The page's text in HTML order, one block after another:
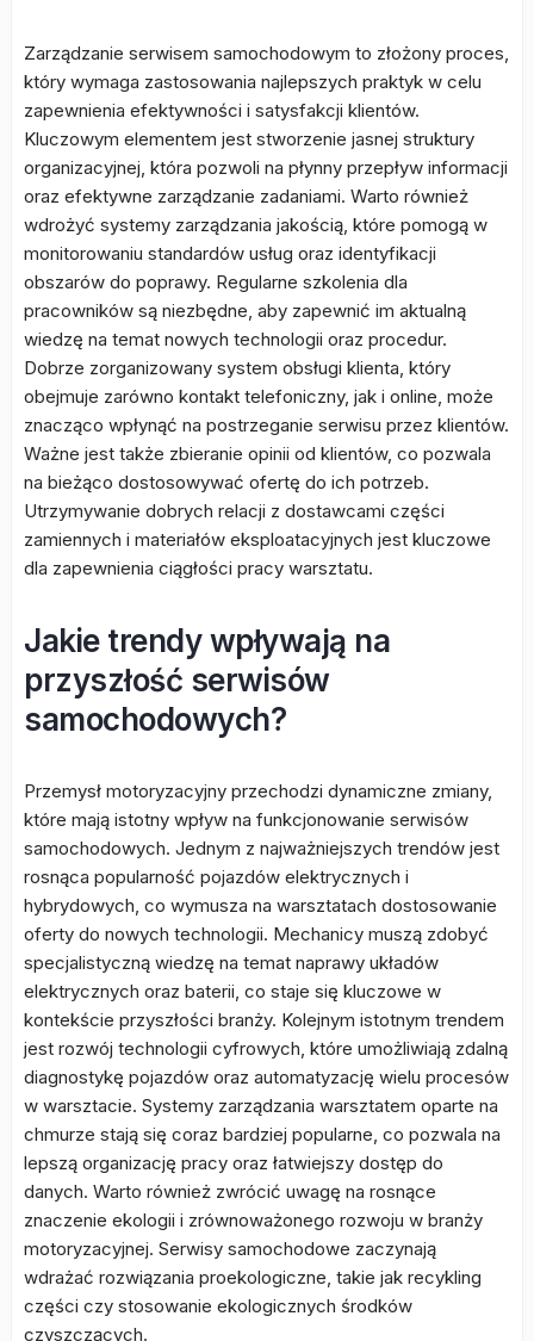
Zarządzanie serwisem samochodowym to złożony proces,
który wymaga zastosowania najlepszych praktyk w celu
zapewnienia efektywności i satysfakcji klientów.
Kluczowym elementem jest stworzenie jasnej struktury
organizacyjnej, która pozwoli na płynny przepływ informacji
oraz efektywne zarządzanie zadaniami. Warto również
wdrożyć systemy zarządzania jakością, które pomogą w
monitorowaniu standardów usług oraz identyfikacji
obszarów do poprawy. Regularne szkolenia dla
pracowników są niezbędne, aby zapewnić im aktualną
wiedzę na temat nowych technologii oraz procedur.
Dobrze zorganizowany system obsługi klienta, który
obejmuje zarówno kontakt telefoniczny, jak i online, może
znacząco wpłynąć na postrzeganie serwisu przez klientów.
Ważne jest także zbieranie opinii od klientów, co pozwala
na bieżąco dostosowywać ofertę do ich potrzeb.
Utrzymywanie dobrych relacji z dostawcami części
zamiennych i materiałów eksploatacyjnych jest kluczowe
dla zapewnienia ciągłości pracy warsztatu.
Jakie trendy wpływają na
przyszłość serwisów
samochodowych?
Przemysł motoryzacyjny przechodzi dynamiczne zmiany,
które mają istotny wpływ na funkcjonowanie serwisów
samochodowych. Jednym z najważniejszych trendów jest
rosnąca popularność pojazdów elektrycznych i
hybrydowych, co wymusza na warsztatach dostosowanie
oferty do nowych technologii. Mechanicy muszą zdobyć
specjalistyczną wiedzę na temat naprawy układów
elektrycznych oraz baterii, co staje się kluczowe w
kontekście przyszłości branży. Kolejnym istotnym trendem
jest rozwój technologii cyfrowych, które umożliwiają zdalną
diagnostykę pojazdów oraz automatyzację wielu procesów
w warsztacie. Systemy zarządzania warsztatem oparte na
chmurze stają się coraz bardziej popularne, co pozwala na
lepszą organizację pracy oraz łatwiejszy dostęp do
danych. Warto również zwrócić uwagę na rosnące
znaczenie ekologii i zrównoważonego rozwoju w branży
motoryzacyjnej. Serwisy samochodowe zaczynają
wdrażać rozwiązania proekologiczne, takie jak recykling
części czy stosowanie ekologicznych środków
czyszczących.